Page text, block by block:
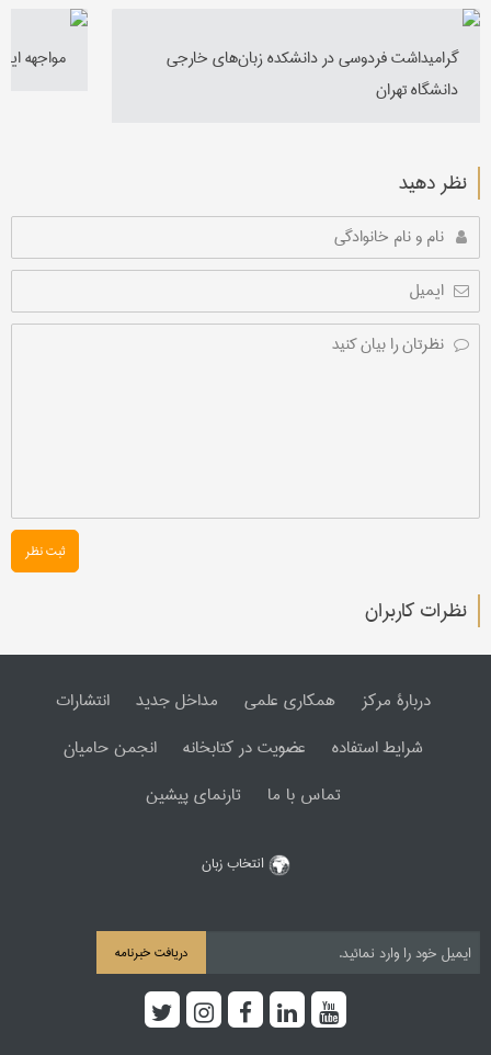
گرامیداشت فردوسی در دانشکده زبان‌های خارجی
دانشگاه تهران
مواجهه
نظر دهید
ثبت نظر
نظرات کاربران
دربارۀ مرکز همکاری علمی مداخل جدید
انتشارات
شرایط استفاده
عضویت در کتابخانه
انجمن حامیان
تماس با ما
تارنمای پیشین
انتخاب زبان
دریافت خبرنامه